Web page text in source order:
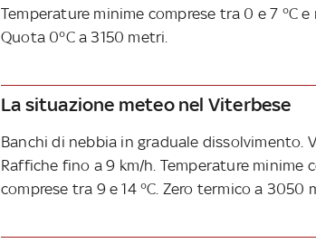
Temperature minime comprese tra 0 e 7 °C e
Quota 0°C a 3150 metri.
La situazione meteo nel Viterbese
Banchi di nebbia in graduale dissolvimento.
Raffiche fino a 9 km/h. Temperature minime
comprese tra 9 e 14 °C. Zero termico a 3050